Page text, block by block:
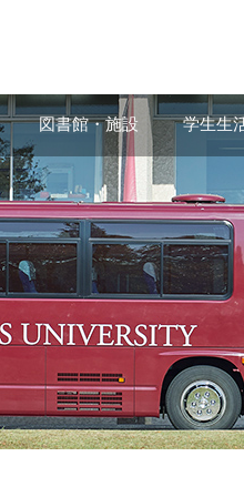
図書館・施設 学生生